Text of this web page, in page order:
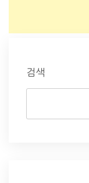
검색